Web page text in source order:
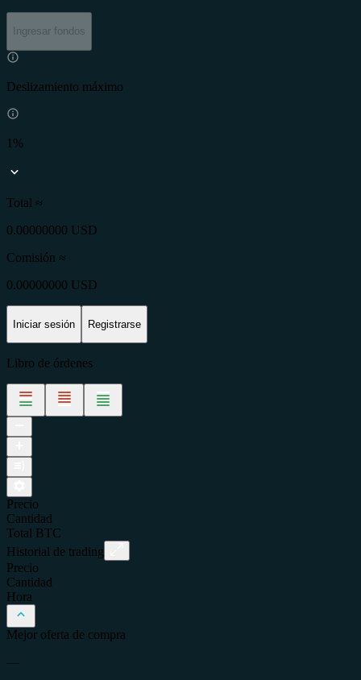
Ingresar fondos
Deslizamiento máximo
1%
Total ≈
0.00000000 USD
Comisión ≈
0.00000000 USD
Iniciar sesión Registrarse
Libro de órdenes
Precio
Cantidad
Total
BTC
Historial de trading
Precio
Cantidad
Hora
Mejor oferta de compra
—